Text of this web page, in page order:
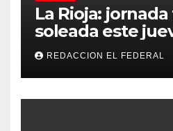
La Rioja:
soleada este
temperaturas
el viernes
REDACCION EL FEDERAL